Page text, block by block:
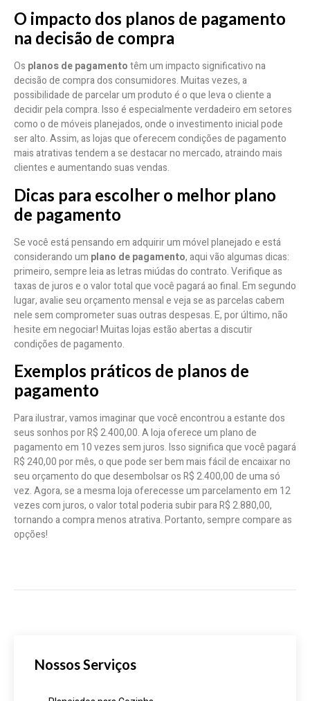
O impacto dos planos de pagamento
na decisão de compra
Os planos de pagamentotêm um impacto significativo na
decisão de compra dos consumidores. Muitas vezes, a
possibilidade de parcelar um produto é o que leva o cliente a
decidir pela compra. Isso é especialmente verdadeiro em setores
como o de móveis planejados, onde o investimento inicial pode
ser alto. Assim, as lojas que oferecem condições de pagamento
mais atrativas tendem a se destacar no mercado, atraindo mais
clientes e aumentando suas vendas.
Dicas para escolher o melhor plano
de pagamento
Se você está pensando em adquirir um móvel planejado e está
considerando um plano de pagamento, aqui vão algumas dicas:
primeiro, sempre leia as letras miúdas do contrato. Verifique as
taxas de juros e o valor total que você pagará ao final. Em segundo
lugar, avalie seu orçamento mensal e veja se as parcelas cabem
nele sem comprometer suas outras despesas. E, por último, não
hesite em negociar! Muitas lojas estão abertas a discutir
condições de pagamento.
Exemplos práticos de planos de
pagamento
Para ilustrar, vamos imaginar que você encontrou a estante dos
seus sonhos por R$ 2.400,00. A loja oferece um plano de
pagamento em 10 vezes sem juros. Isso significa que você pagará
R$ 240,00 por mês, o que pode ser bem mais fácil de encaixar no
seu orçamento do que desembolsar os R$ 2.400,00 de uma só
vez. Agora, se a mesma loja oferecesse um parcelamento em 12
vezes com juros, o valor total poderia subir para R$ 2.880,00,
tornando a compra menos atrativa. Portanto, sempre compare as
opções!
Nossos Serviços